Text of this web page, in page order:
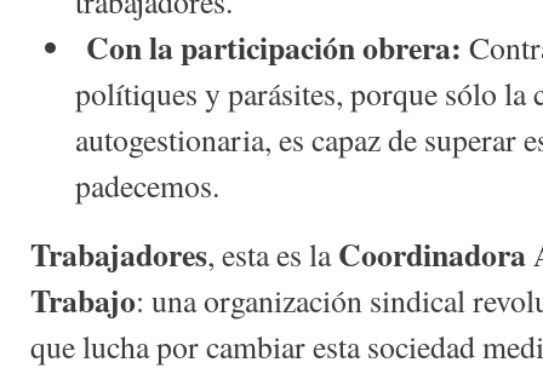
Con la participación obrera:
polítiques y parásites, porque sólo la
autogestionaria, es capaz de superar
padecemos.
Trabajadores, esta es laCoordinadora
Trabajo: una organización sindical
que lucha por cambiar esta sociedad